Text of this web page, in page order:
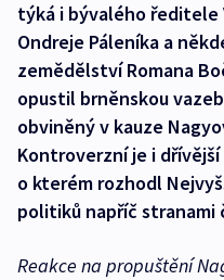
týká i bývalého ředitele
Ondreje Páleníka a
zemědělství Romana
opustil brněnskou
obviněný v kauze
Kontroverzní je i
o kterém rozhodl
politiků napříč stranami
Reakce na propuštění